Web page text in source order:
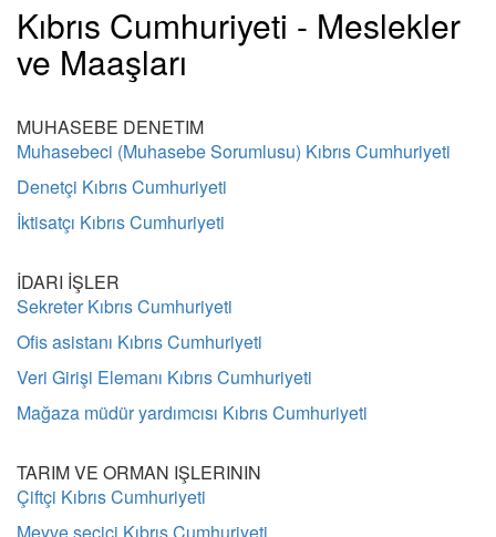
Kıbrıs Cumhuriyeti - Meslekler
ve Maaşları
MUHASEBE DENETIM
Muhasebeci (Muhasebe Sorumlusu) Kıbrıs Cumhuriyeti
Denetçi Kıbrıs Cumhuriyeti
İktisatçı Kıbrıs Cumhuriyeti
İDARI İŞLER
Sekreter Kıbrıs Cumhuriyeti
Ofis asistanı Kıbrıs Cumhuriyeti
Veri Girişi Elemanı Kıbrıs Cumhuriyeti
Mağaza müdür yardımcısı Kıbrıs Cumhuriyeti
TARIM VE ORMAN IŞLERININ
Çiftçi Kıbrıs Cumhuriyeti